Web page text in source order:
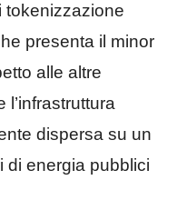
tokenizzazione
presenta il minor
alle altre
dispersa su un
di energia pubblici